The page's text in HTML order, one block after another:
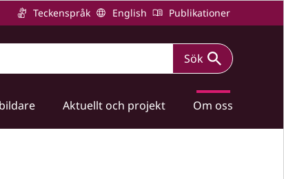
Teckenspråk English Publikationer
Sök
Aktuellt och projekt Om oss